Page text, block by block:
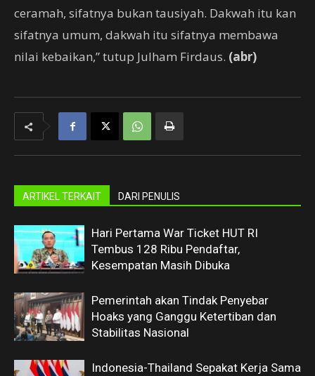
ceramah, sifatnya bukan tausiyah. Dakwah itu kan
sifatnya umum, dakwah itu sifatnya membawa
nilai kebaikan,” tutup Julham Firdaus. (abr)
ARTIKEL TERKAIT DARI PENULIS
Hari Pertama War Ticket HUT RI
Tembus 128 Ribu Pendaftar,
Kesempatan Masih Dibuka
Pemerintah akan Tindak Penyebar
Hoaks yang Ganggu Ketertiban dan
Stabilitas Nasional
Indonesia-Thailand Sepakat Kerja Sama